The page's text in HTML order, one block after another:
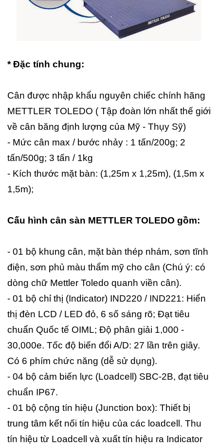
* Đặc tính chung:
Cân được nhập khẩu nguyên chiếc chính hãng
METTLER TOLEDO ( Tập đoàn lớn nhất thế giới
về cân băng định lượng của Mỹ - Thụy Sỹ)
- Mức cân max / bước nhảy : 1 tấn/200g; 2
tấn/500g; 3 tấn / 1kg
- Kích thước mặt bàn: (1,25m x 1,25m), (1,5m x
1,5m);
Cấu hình cân sàn METTLER TOLEDO gồm:
- 01 bộ khung cân, mặt bàn thép nhám, sơn tĩnh
điện, sơn phủ màu thẩm mỹ cho cân (Chú ý: có
dòng chữ Mettler Toledo quanh viền cân).
- 01 bộ chỉ thị (Indicator) IND220 / IND221: Hiển
thị đèn LCD / LED đỏ, 6 số sáng rõ; Đạt tiêu
chuẩn Quốc tế OIML; Độ phân giải 1,000 -
30,000e. Tốc độ biến đổi A/D: 27 lần trên giây.
Có 6 phím chức năng (dễ sử dụng).
- 04 bộ cảm biến lực (Loadcell) SBC-2B, đạt tiêu
chuẩn IP67.
- 01 bộ cộng tín hiệu (Junction box): Thiết bị
trung tâm kết nối tín hiệu của các loadcell. Thu
tín hiệu từ Loadcell và xuất tín hiệu ra Indicator